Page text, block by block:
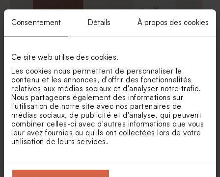
Consentement Détails À propos des cookies
Ce site web utilise des cookies.
Les cookies nous permettent de personnaliser le
contenu et les annonces, d'offrir des fonctionnalités
relatives aux médias sociaux et d'analyser notre trafic.
Nous partageons également des informations sur
l'utilisation de notre site avec nos partenaires de
médias sociaux, de publicité et d'analyse, qui peuvent
combiner celles-ci avec d'autres informations que vous
leur avez fournies ou qu'ils ont collectées lors de votre
utilisation de leurs services.
Dragées mariage lentilles XS
or goût chocolat 195 gr (±
507 ex)
Dragées mariage sucrés
ronds marbrés d'or 750 gr (±
195 ex)
Menu mariage Melle
Papeterie
Menu mariage un week-end
à la campagne